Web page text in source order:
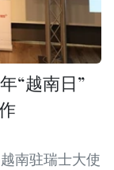
“越南日”
南驻瑞士大使